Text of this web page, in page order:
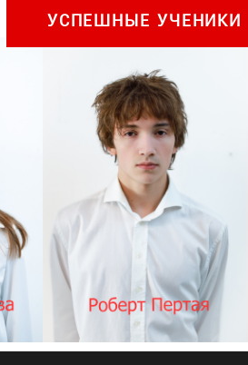
УСПЕШНЫЕ УЧЕНИКИ